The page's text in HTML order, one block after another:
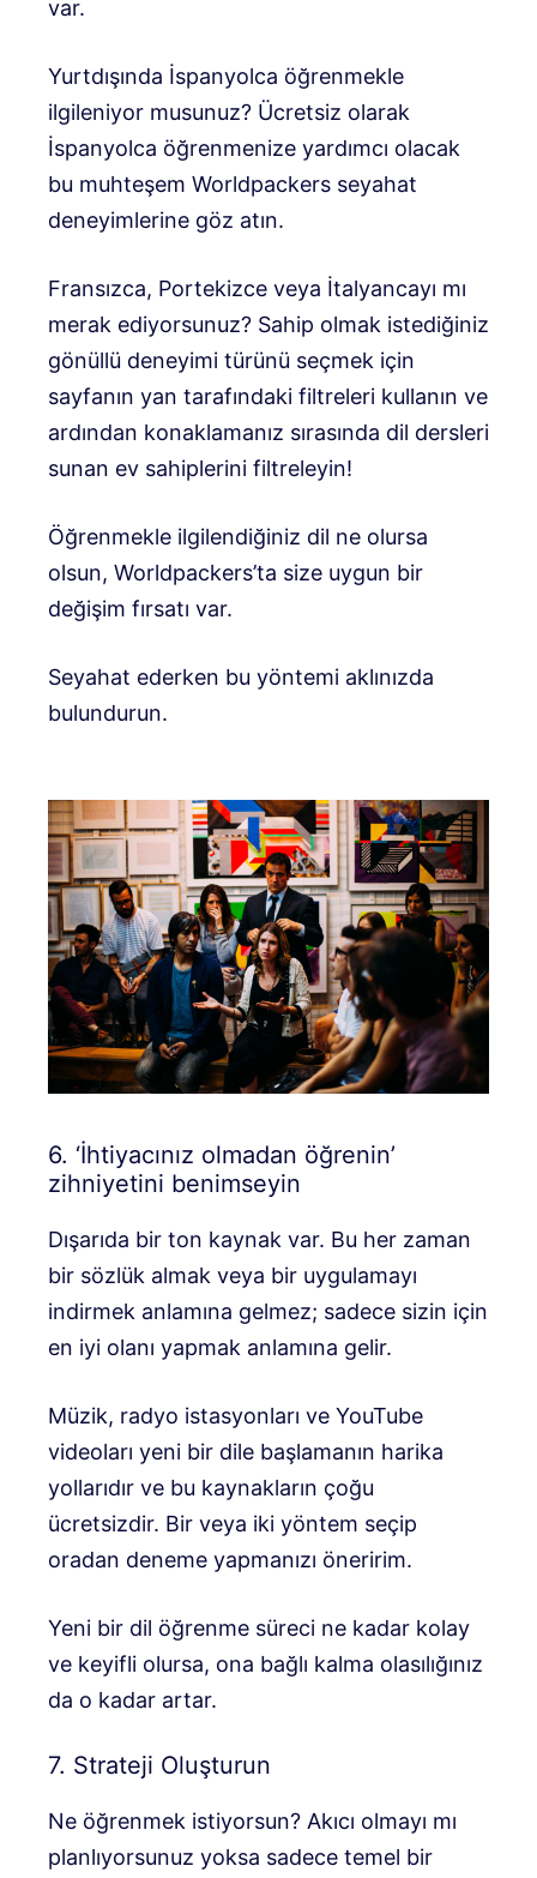
var.
Yurtdışında İspanyolca öğrenmekle
ilgileniyor musunuz? Ücretsiz olarak
İspanyolca öğrenmenize yardımcı olacak
bu muhteşem Worldpackers seyahat
deneyimlerine göz atın.
Fransızca, Portekizce veya İtalyancayı mı
merak ediyorsunuz? Sahip olmak istediğiniz
gönüllü deneyimi türünü seçmek için
sayfanın yan tarafındaki filtreleri kullanın ve
ardından konaklamanız sırasında dil dersleri
sunan ev sahiplerini filtreleyin!
Öğrenmekle ilgilendiğiniz dil ne olursa
olsun, Worldpackers’ta size uygun bir
değişim fırsatı var.
Seyahat ederken bu yöntemi aklınızda
bulundurun.
6. ‘İhtiyacınız olmadan öğrenin’
zihniyetini benimseyin
Dışarıda bir ton kaynak var. Bu her zaman
bir sözlük almak veya bir uygulamayı
indirmek anlamına gelmez; sadece sizin için
en iyi olanı yapmak anlamına gelir.
Müzik, radyo istasyonları ve YouTube
videoları yeni bir dile başlamanın harika
yollarıdır ve bu kaynakların çoğu
ücretsizdir. Bir veya iki yöntem seçip
oradan deneme yapmanızı öneririm.
Yeni bir dil öğrenme süreci ne kadar kolay
ve keyifli olursa, ona bağlı kalma olasılığınız
da o kadar artar.
7. Strateji Oluşturun
Ne öğrenmek istiyorsun? Akıcı olmayı mı
planlıyorsunuz yoksa sadece temel bir